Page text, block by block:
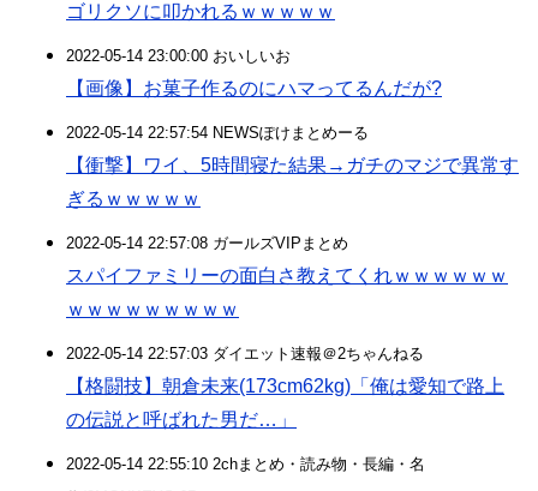
ゴリクソに叩かれるｗｗｗｗｗ
2022-05-14 23:00:00 おいしいお
【画像】お菓子作るのにハマってるんだが?
2022-05-14 22:57:54 NEWSぽけまとめーる
【衝撃】ワイ、5時間寝た結果→ガチのマジで異常す
ぎるｗｗｗｗｗ
2022-05-14 22:57:08 ガールズVIPまとめ
スパイファミリーの面白さ教えてくれｗｗｗｗｗｗ
ｗｗｗｗｗｗｗｗｗ
2022-05-14 22:57:03 ダイエット速報＠2ちゃんねる
【格闘技】朝倉未来(173cm62kg)「俺は愛知で路上
の伝説と呼ばれた男だ…」
2022-05-14 22:55:10 2chまとめ・読み物・長編・名